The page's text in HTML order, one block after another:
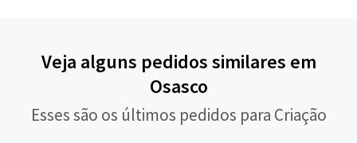
Veja alguns pedidos similares em
Osasco
Esses são os últimos pedidos para Criação